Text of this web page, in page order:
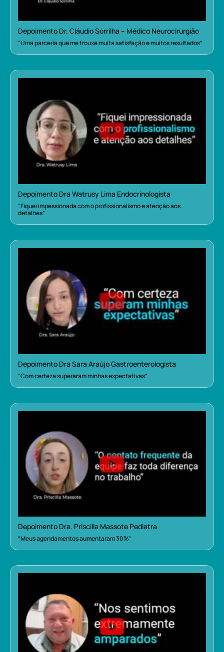
Depoimento Dr. Cláudio Sorrilha – Médico Neurocirurgião
“Uma parceria que me trouxe muita satisfação e muitos resultados”
Depoimento Dra Watrusy Lima Endocrinologista
“Fiquei impessionada com o profissionalismo e atenção aos
detalhes”
Depoimento Dra Sara Araújo Gastroenterologista
“Com certeza superaram minhas expectativas”
Depoimento Dra. Priscilla Massote Pediatra
“Meus agendamentos aumentaram 30%”